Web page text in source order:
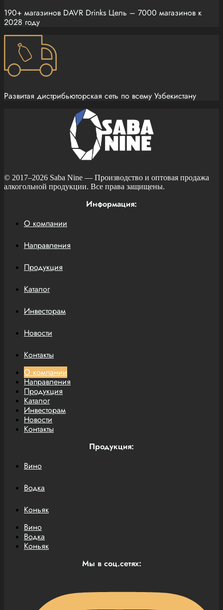
190+ магазинов DAVR Drinks Цель – 7000 магазинов к
2028 году
Развитая дистрибьюторская сеть по всему Узбекистану
© 2017–2026 Saba Nine — Производство и оптовая продажа
алкогольной продукции. Все права защищены.
Информация:
О компании
Направления
Продукция
Каталог
Инвесторам
Новости
Контакты
О компании
Направления
Продукция
Каталог
Инвесторам
Новости
Контакты
Продукция:
Вино
Водка
Коньяк
Вино
Водка
Коньяк
Мы в соц.сетях: